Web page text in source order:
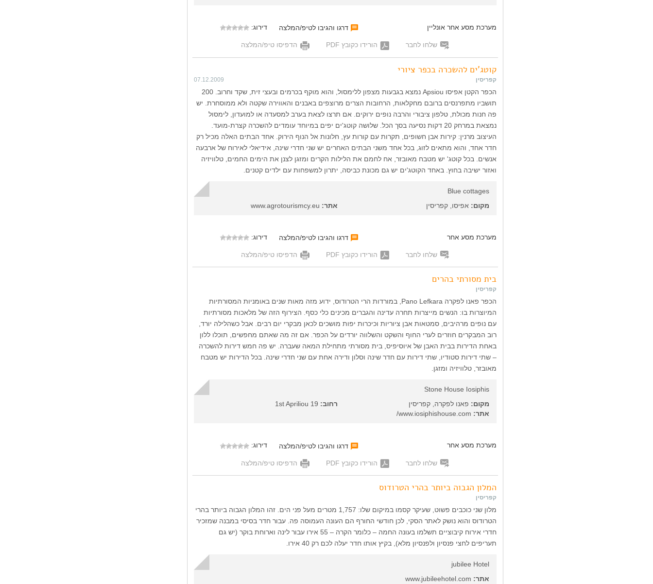
מערכת מסע אחר אונליין דרגו והגיבו לטיפ/המלצה דירוג:
שלחו לחבר הורידו כקובץ PDF הדפיסו טיפ/המלצה
קוטג'ים להשכרה בכפר ציורי
קפריסין 07.12.2009
הכפר הקטן אפיסו Apsiou נמצא בגבעות מצפון ללימסול, והוא מוקף בכרמים ובעצי זית, שקד וחרוב. 200
תושביו מתפרנסים ברובם מחקלאות, הרחובות הצרים מרוצפים באבנים והאווירה שקטה ולא ממוסחרת. יש
פה חנות מכולת, טלפון ציבורי והרבה נופים ירוקים. אם תרצו לצאת בערב למסעדה או למועדון, לימסול
נמצאת במרחק 20 דקות נסיעה בסך הכל. שלושה קוטג'ים יפים במיוחד עומדים להשכרה קצרת-מועד.
העיצוב מרנין: קירות אבן חשופים, תקרות עם קורות עץ, חלונות אל הנוף הירוק. אחד הבתים האלה מכיל רק
חדר אחד, והוא מתאים לזוג, בכל אחד משני הבתים האחרים יש שני חדרי שינה, אידיאלי לאירוח של ארבעה
אנשים. בכל קוטג' יש מטבח מאובזר, אח לחמם את הלילות הקרים ומזגן לצנן את הימים החמים, טלוויזיה
ואזור ישיבה בחוץ. באחד הקוטג'ים יש גם מכונת כביסה, יתרון למשפחות עם ילדים קטנים.
Blue cottages
מקום: אפיסו, קפריסין אתר:
מערכת מסע אחר דרגו והגיבו לטיפ/המלצה דירוג:
שלחו לחבר הורידו כקובץ PDF הדפיסו טיפ/המלצה
בית מסורתי בהרים
קפריסין
הכפר פאנו לפקרה Pano Lefkara, במורדות הרי הטרודוס, ידוע מזה מאות שנים באומניות המסורתיות
המיוצרות בו: הנשים מייצרות תחרה עדינה והגברים מכינים כלי כסף. הצירוף הזה של מלאכות מסורתיות
עם נופים מרהיבים, סמטאות אבן ציוריות וכיכרות יפות מושכים לכאן מבקרי יום רבים. אבל כשהלילה יורד,
רוב המבקרים חוזרים לערי החוף והשקט והשלווה יורדים על הכפר. אם זה מה שאתם מחפשים, תוכלו ללון
באחת הדירות בבית האבן של איוסיפיס, בית מסורתי מתחילת המאה שעברה. יש פה חמש דירות להשכרה
– שתי דירות סטודיו, שתי דירות עם חדר שינה וסלון ודירה אחת עם שני חדרי שינה. בכל הדירות יש מטבח
מאובזר, טלוויזיה ומזגן.
Stone House Iosiphis
מקום: פאנו לפקרה, קפריסין רחוב:
אתר:
מערכת מסע אחר דרגו והגיבו לטיפ/המלצה דירוג:
שלחו לחבר הורידו כקובץ PDF הדפיסו טיפ/המלצה
המלון הגבוה ביותר בהרי הטרודוס
קפריסין
מלון שני כוכבים פשוט, שעיקר קסמו במיקום שלו: 1,757 מטרים מעל פני הים. זהו המלון הגבוה ביותר בהרי
הטרודוס והוא נושק לאתר הסקי, לכן חודשי החורף הם העונה העמוסה פה. עבור חדר בסיסי במבנה שמזכיר
חדרי אירוח קיבוציים תשלמו בעונה החמה – כלומר הקרה – 55 אירו עבור לינה וארוחת בוקר (יש גם
תעריפים לחצי פנסיון ולפנסיון מלא), בקיץ אותו חדר יעלה לכם רק 40 אירו.
jubilee Hotel
אתר: